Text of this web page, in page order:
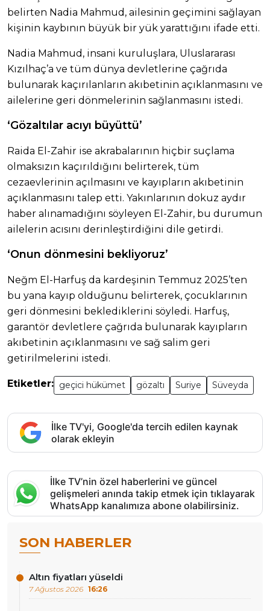
belirten Nadia Mahmud, ailesinin geçimini sağlayan
kişinin kaybının büyük bir yük yarattığını ifade etti.
Nadia Mahmud, insani kuruluşlara, Uluslararası
Kızılhaç’a ve tüm dünya devletlerine çağrıda
bulunarak kaçırılanların akıbetinin açıklanmasını ve
ailelerine geri dönmelerinin sağlanmasını istedi.
‘Gözaltılar acıyı büyüttü’
Raida El-Zahir ise akrabalarının hiçbir suçlama
olmaksızın kaçırıldığını belirterek, tüm
cezaevlerinin açılmasını ve kayıpların akıbetinin
açıklanmasını talep etti. Yakınlarının dokuz aydır
haber alınamadığını söyleyen El-Zahir, bu durumun
ailelerin acısını derinleştirdiğini dile getirdi.
‘Onun dönmesini bekliyoruz’
Neğm El-Harfuş da kardeşinin Temmuz 2025’ten
bu yana kayıp olduğunu belirterek, çocuklarının
geri dönmesini beklediklerini söyledi. Harfuş,
garantör devletlere çağrıda bulunarak kayıpların
akıbetinin açıklanmasını ve sağ salim geri
getirilmelerini istedi.
Etiketler: geçici hükümet gözaltı Suriye Süveyda
İlke TV'yi, Google'da tercih edilen kaynak
olarak ekleyin
İlke TV’nin özel haberlerini ve güncel
gelişmeleri anında takip etmek için tıklayarak
WhatsApp kanalımıza abone olabilirsiniz.
SON HABERLER
Altın fiyatları yüseldi
7 Ağustos 2026 16:26